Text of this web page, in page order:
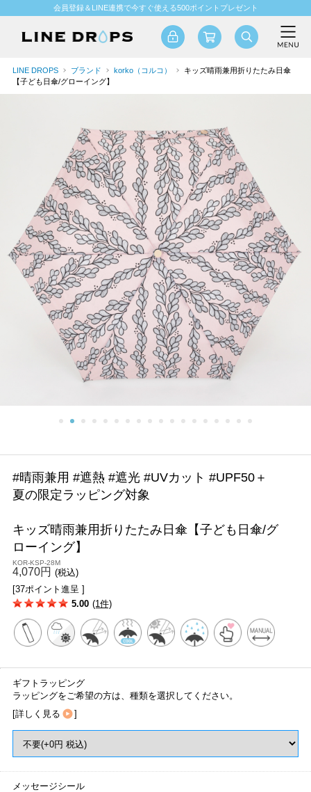
会員登録＆LINE連携で今すぐ使える500ポイントプレゼント
LINE DROPS ブランド korko（コルコ）
キッズ晴雨兼用折りたたみ日傘
【子ども日傘/グローイング】
#晴雨兼用 #遮熱 #遮光 #UVカット #UPF50＋
夏の限定ラッピング対象
キッズ晴雨兼用折りたたみ日傘【子ども日傘/グ
ローイング】
KOR-KSP-28M
4,070円 (税込)
[37ポイント進呈 ]
5.00 (1件)
ギフトラッピング
ラッピングをご希望の方は、種類を選択してください。
[詳しく見る ]
メッセージシール